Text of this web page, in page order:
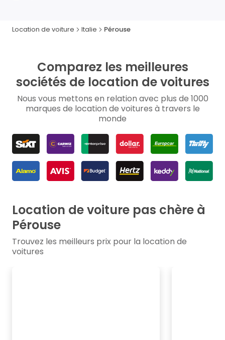
Location de voiture Italie Pérouse
Comparez les meilleures
sociétés de location de voitures
Nous vous mettons en relation avec plus de 1000
marques de location de voitures à travers le
monde
Location de voiture pas chère à
Pérouse
Trouvez les meilleurs prix pour la location de
voitures